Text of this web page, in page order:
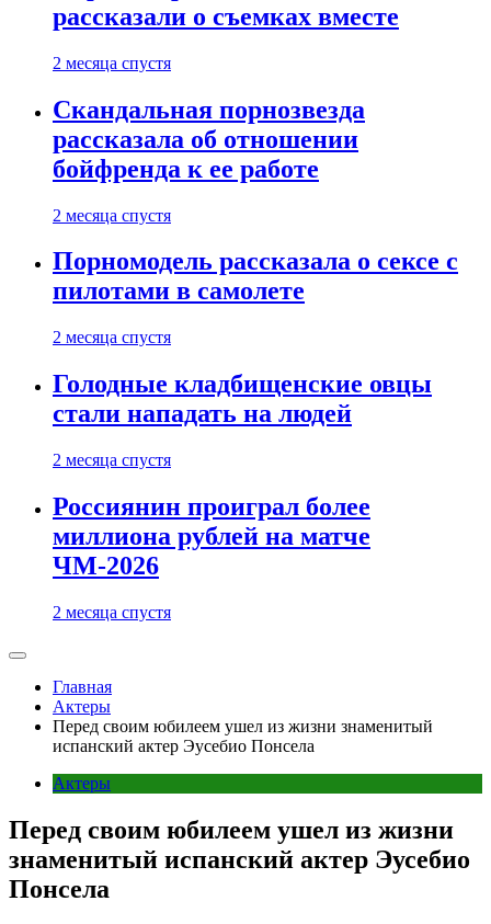
рассказали о съемках вместе
2 месяца спустя
Скандальная порнозвезда
рассказала об отношении
бойфренда к ее работе
2 месяца спустя
Порномодель рассказала о сексе с
пилотами в самолете
2 месяца спустя
Голодные кладбищенские овцы
стали нападать на людей
2 месяца спустя
Россиянин проиграл более
миллиона рублей на матче
ЧМ-2026
2 месяца спустя
Главная
Актеры
Перед своим юбилеем ушел из жизни знаменитый
испанский актер Эусебио Понсела
Актеры
Перед своим юбилеем ушел из жизни
знаменитый испанский актер Эусебио
Понсела